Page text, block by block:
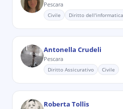
Pescara
Civile Diritto
Antonella Crudeli
Pescara
Diritto Assicurativo Civile
Roberta Tollis